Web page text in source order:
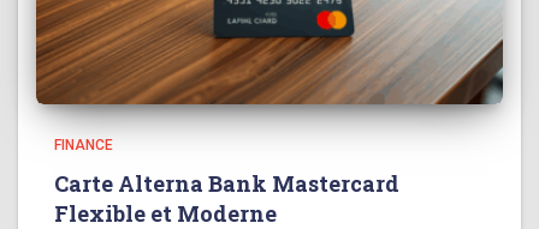
FINANCE
Carte Alterna Bank Mastercard
Flexible et Moderne